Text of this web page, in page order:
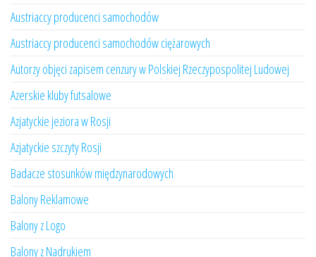
Austriaccy producenci samochodów
Austriaccy producenci samochodów ciężarowych
Autorzy objęci zapisem cenzury w Polskiej Rzeczypospolitej Ludowej
Azerskie kluby futsalowe
Azjatyckie jeziora w Rosji
Azjatyckie szczyty Rosji
Badacze stosunków międzynarodowych
Balony Reklamowe
Balony z Logo
Balony z Nadrukiem